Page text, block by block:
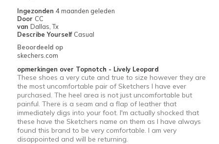
Travel
Width
Sizing
View On Shoes
I'm Into Shoes
Ingezonden 4 maanden geleden
Door CC
van Dallas, Tx
Describe Yourself Casual
Beoordeeld op
skechers.com
opmerkingen over Topnotch - Lively Leopard
These shoes a very cute and true to size however they are
the most uncomfortable pair of Sketchers I have ever
purchased. The heel area is not just uncomfortable but
painful. There is a seam and a flap of leather that
immediately digs into your foot. I'm actually shocked that
these have the Sketchers name on them as I have always
found this brand to be very comfortable. I am very
disappointed and will be returning.